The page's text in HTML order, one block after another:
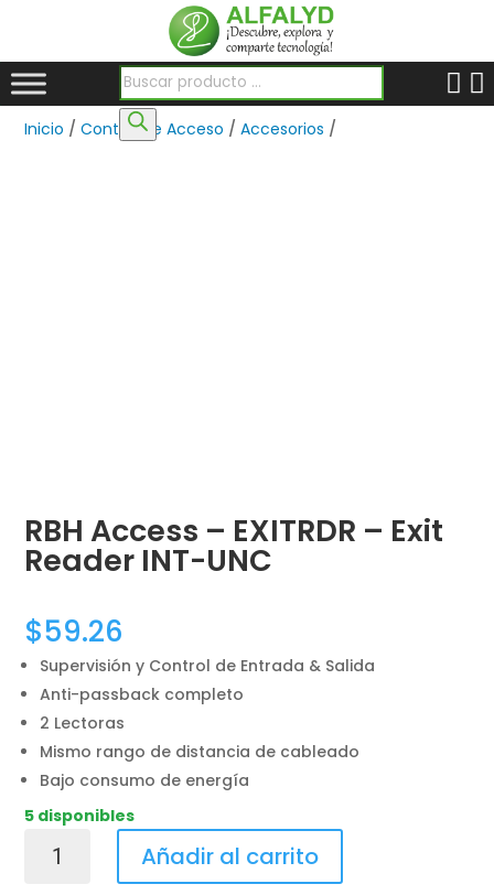
Búsqueda de productos
Inicio /Control de Acceso /Accesorios /
RBH Access – EXITRDR – Exit
Reader INT-UNC
$59.26
Supervisión y Control de Entrada & Salida
Anti-passback completo
2 Lectoras
Mismo rango de distancia de cableado
Bajo consumo de energía
5 disponibles
Access
Añadir al carrito